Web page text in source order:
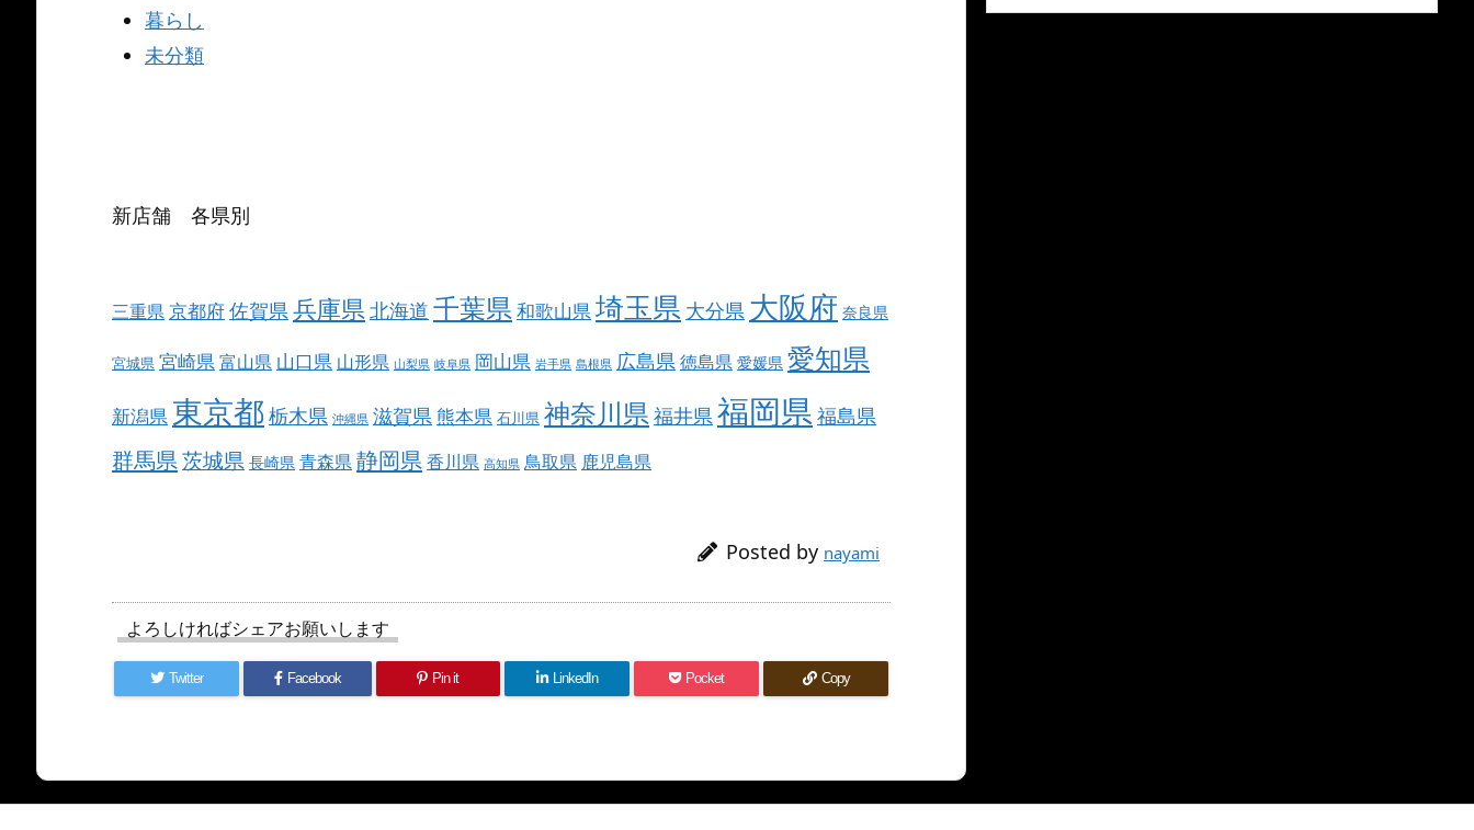
暮らし
未分類
新店舗 各県別
三重県京都府佐賀県 兵庫県北海道 千葉県 和歌山県 埼玉県 大分県 大阪府 奈良県
宮城県 宮崎県 富山県 山口県 山形県 山梨県 岐阜県 岡山県 岩手県 島根県 広島県 徳島県 愛媛県 愛知県
新潟県 東京都 栃木県 沖縄県 滋賀県 熊本県 石川県 神奈川県 福井県 福岡県福島県
群馬県茨城県 長崎県 青森県静岡県 香川県 高知県 鳥取県 鹿児島県
Posted by nayami
よろしければシェアお願いします
Twitter Facebook Pin it LinkedIn Pocket Copy